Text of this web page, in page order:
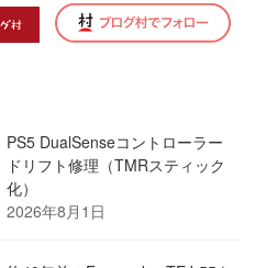
PS5 DualSenseコントローラー
ドリフト修理（TMRスティック
化）
2026年8月1日